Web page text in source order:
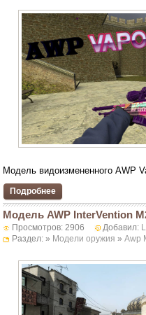
Модель видоизмененного AWP
Подробнее
Модель AWP InterVention
Просмотров: 2906 Добавил:
Раздел: » Модели оружия » Awp